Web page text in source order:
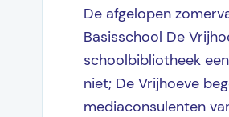
De afgelopen
Basisschool De
schoolbibliotheek
niet; De Vrijhoeve
mediaconsulenten